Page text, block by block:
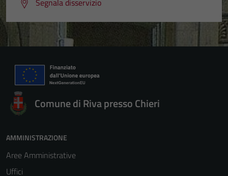
Segnala disservizio
Comune di Riva presso Chieri
AMMINISTRAZIONE
Aree Amministrative
Uffici